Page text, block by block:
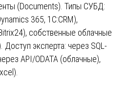
(Documents). Типы СУБД:
365, 1С:CRM),
собственные облачные
эксперта: через SQL-
API/ODATA (облачные),